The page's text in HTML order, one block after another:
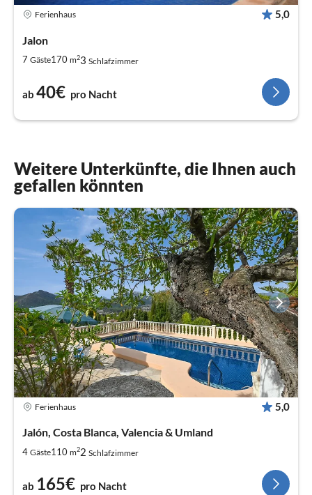
Ferienhaus 5,0
Jalon
7 Gäste170 m23 Schlafzimmer
ab 40€ pro Nacht
Weitere Unterkünfte, die Ihnen auch
gefallen könnten
Ferienhaus 5,0
Jalón, Costa Blanca, Valencia & Umland
4 Gäste110 m22 Schlafzimmer
ab 165€ pro Nacht